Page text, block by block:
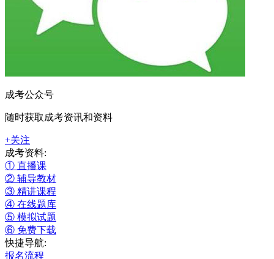
成考公众号
随时获取成考资讯和资料
+关注
成考资料:
① 直播课
② 辅导教材
③ 精讲课程
④ 在线题库
⑤ 模拟试题
⑥ 免费下载
快捷导航:
报名流程